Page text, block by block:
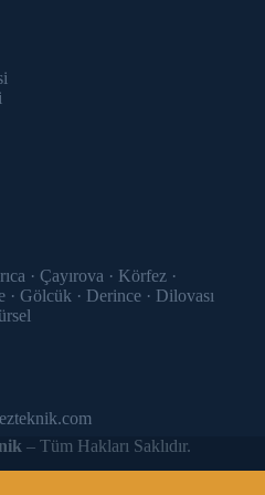
· Çayırova · Körfez ·
· Gölcük · Derince · Dilovası
– Tüm Hakları Saklıdır.